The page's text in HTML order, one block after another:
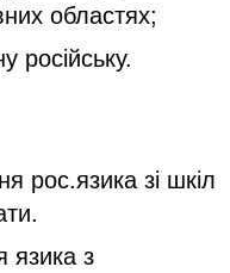
областях;
російську.
рос.язика зі шкіл
язика з